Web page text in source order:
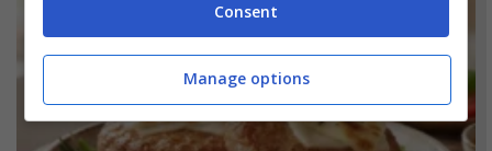
Consent
Manage options